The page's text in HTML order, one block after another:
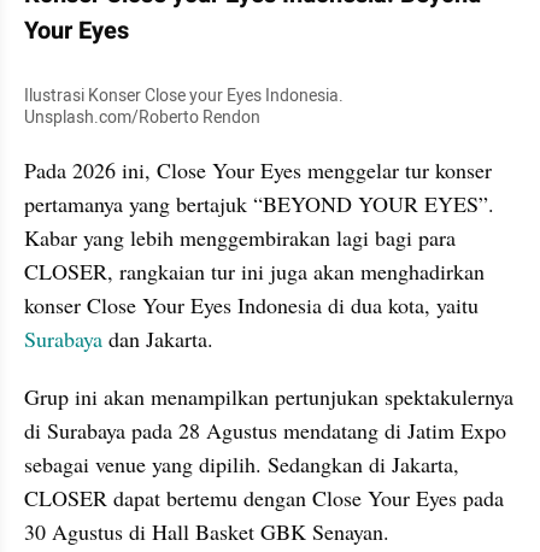
Your Eyes
Ilustrasi Konser Close your Eyes Indonesia.
Unsplash.com/Roberto Rendon
Pada 2026 ini, Close Your Eyes menggelar tur konser
pertamanya yang bertajuk “BEYOND YOUR EYES”.
Kabar yang lebih menggembirakan lagi bagi para
CLOSER, rangkaian tur ini juga akan menghadirkan
Surabaya dan Jakarta.
Grup ini akan menampilkan pertunjukan spektakulernya
di Surabaya pada 28 Agustus mendatang di Jatim Expo
sebagai venue yang dipilih. Sedangkan di Jakarta,
CLOSER dapat bertemu dengan Close Your Eyes pada
30 Agustus di Hall Basket GBK Senayan.